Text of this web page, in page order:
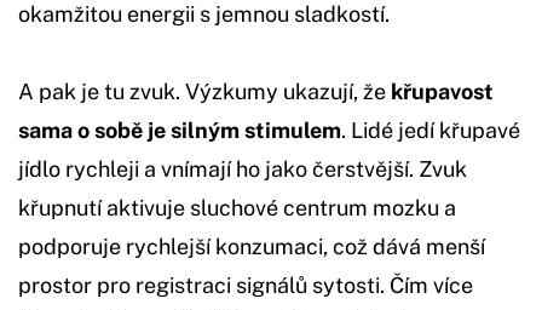
okamžitou energii s jemnou sladkostí.
A pak je tu zvuk. Výzkumy ukazují, že křupavost
sama o sobě je silným stimulem. Lidé jedí křupavé
jídlo rychleji a vnímají ho jako čerstvější. Zvuk
křupnutí aktivuje sluchové centrum mozku a
podporuje rychlejší konzumaci, což dává menší
prostor pro registraci signálů sytosti. Čím více